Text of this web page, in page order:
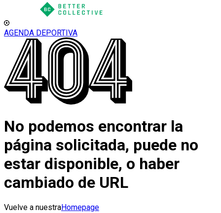
AGENDA DEPORTIVA
No podemos encontrar la
página solicitada, puede no
estar disponible, o haber
cambiado de URL
Vuelve a nuestraHomepage